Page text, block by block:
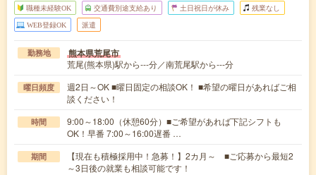
職種未経験OK 交通費別途支給あり 土日祝日が休み 残業なし
WEB登録OK 派遣
勤務地 熊本県荒尾市
荒尾(熊本県)駅から---分／南荒尾駅から---分
曜日頻度
週2日～OK ■曜日固定の相談OK！ ■希望の曜日があればご相
談ください！
時間
9:00～18:00（休憩60分）■ご希望があれば下記シフトも
OK！早番 7:00～16:00遅番 …
期間
【現在も積極採用中！急募！】2カ月～ ■ご応募から最短2
～3日後の就業も相談可能です！